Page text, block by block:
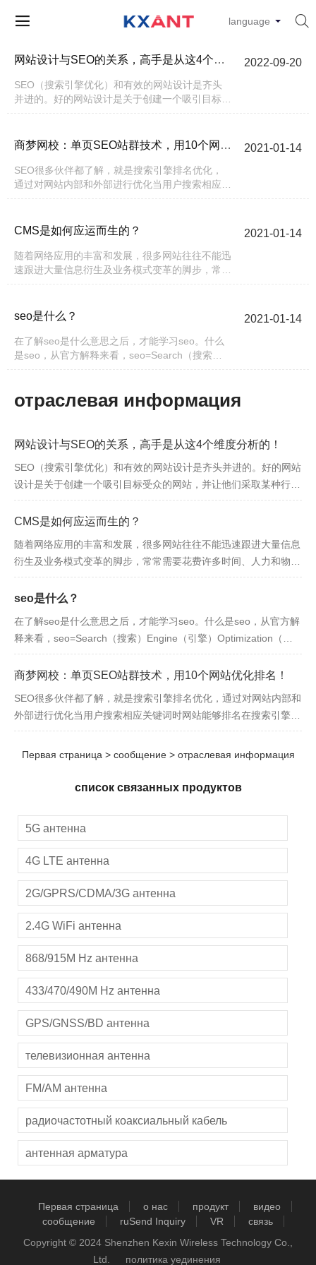
 
language
2022-09-20
网站设计与SEO的关系，高手是从这4个维度分析的！
SEO（搜索引擎优化）和有效的网站设计是齐头
并进的。好的网站设计是关于创建一个吸引目标受
受到影响，从而会导致真正
2021-01-14
商梦网校：单页SEO站群技术，用10个网站优化排名！
SEO很多伙伴都了解，就是搜索引擎排名优化，
通过对网站内部和外部进行优化当用户搜索相应关
但单页SEO很多伙伴可能会有点陌生，单页SEO
2021-01-14
CMS是如何应运而生的？
随着网络应用的丰富和发展，很多网站往往不能迅
速跟进大量信息衍生及业务模式变革的脚步，常常
支网站的工作就变得更加复
2021-01-14
seo是什么？
在了解seo是什么意思之后，才能学习seo。什么
是seo，从官方解释来看，seo=Search（搜索）
отраслевая информация
网站设计与SEO的关系，高手是从这4个维度分析的！
SEO（搜索引擎优化）和有效的网站设计是齐头并进的。好的网站
设计是关于创建一个吸引目标受众的网站，并让他们采取某种行
动。但是，如果该网站不遵循目前的SEO最佳做法，它的排名将会
受到影响，从而会导致真正
CMS是如何应运而生的？
随着网络应用的丰富和发展，很多网站往往不能迅速跟进大量信息
衍生及业务模式变革的脚步，常常需要花费许多时间、人力和物力
来处理信息更新和维护工作；遇到网站扩充的时候，整合内外网及
分支网站的工作就变得更加复
seo是什么？
在了解seo是什么意思之后，才能学习seo。什么是seo，从官方解
释来看，seo=Search（搜索）Engine（引擎）Optimization（优
化），即搜索引擎优化。使用过百度或其他搜索引擎，在
商梦网校：单页SEO站群技术，用10个网站优化排名！
SEO很多伙伴都了解，就是搜索引擎排名优化，通过对网站内部和
外部进行优化当用户搜索相应关键词时网站能够排名在搜索引擎前
面，具体可以百度搜索“网络营销课程”查看商梦网校操作的案例！
但单页SEO很多伙伴可能会有点陌生，单页SEO是将单页网站与内
Первая страница > сообщение> отраслевая информация
список связанных продуктов
5G антенна
4G LTE антенна
2G/GPRS/CDMA/3G антенна
2.4G WiFi антенна
868/915M Hz антенна
433/470/490M Hz антенна
GPS/GNSS/BD антенна
телевизионная антенна
FM/AM антенна
радиочастотный коаксиальный кабель
антенная арматура
Первая страница о нас продукт
видео
сообщение
ruSend Inquiry VR
связь
Copyright © 2024 Shenzhen Kexin Wireless Technology Co.,
Ltd.
политика уединения